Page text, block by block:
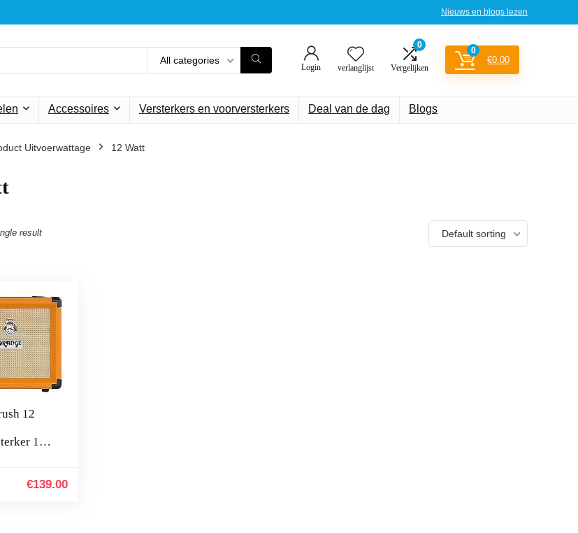
Nieuws en blogs lezen
All categories
Login verlanglijst
0
Vergelijken
0
€0.00
Accessoires Versterkers en voorversterkers Deal van de dag Blogs
Uitvoerwattage ‎12 Watt
result Default sorting
12
1
€139.00